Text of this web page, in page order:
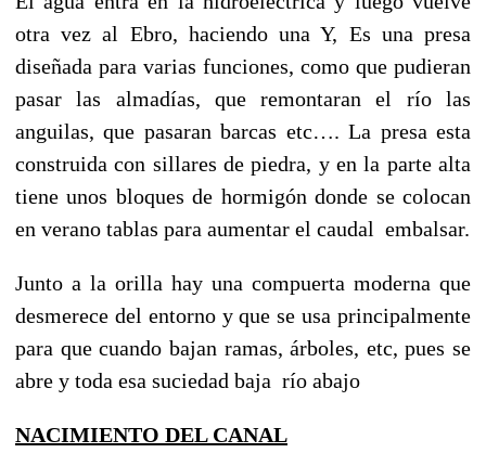
otra vez al Ebro, haciendo una Y, Es una presa
diseñada para varias funciones, como que pudieran
pasar las almadías, que remontaran el río las
anguilas, que pasaran barcas etc…. La presa esta
construida con sillares de piedra, y en la parte alta
tiene unos bloques de hormigón donde se colocan
en verano tablas para aumentar el caudal embalsar.
Junto a la orilla hay una compuerta moderna que
desmerece del entorno y que se usa principalmente
para que cuando bajan ramas, árboles, etc, pues se
abre y toda esa suciedad baja río abajo
NACIMIENTO DEL CANAL